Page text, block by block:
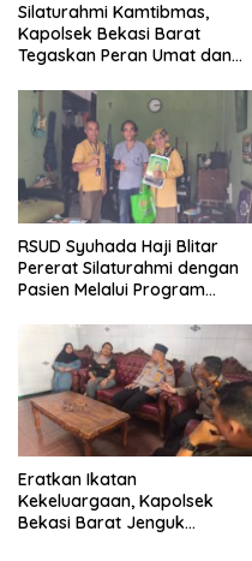
Silaturahmi Kamtibmas,
Kapolsek Bekasi Barat
Tegaskan Peran Umat dan
Kondusivitas Wilayah
RSUD Syuhada Haji Blitar
Pererat Silaturahmi dengan
Pasien Melalui Program
Eratkan Ikatan
Kekeluargaan, Kapolsek
Bekasi Barat Jenguk